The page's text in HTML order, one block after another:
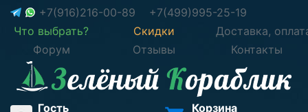
+7(916)216-00-89
+7(499)995-25-19
Что выбрать?
Скидки
Доставка,
Форум
Отзывы Контакты
Гость
Корзина